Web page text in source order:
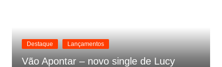
Destaque Lançamentos
Vão Apontar – novo single de Lucy